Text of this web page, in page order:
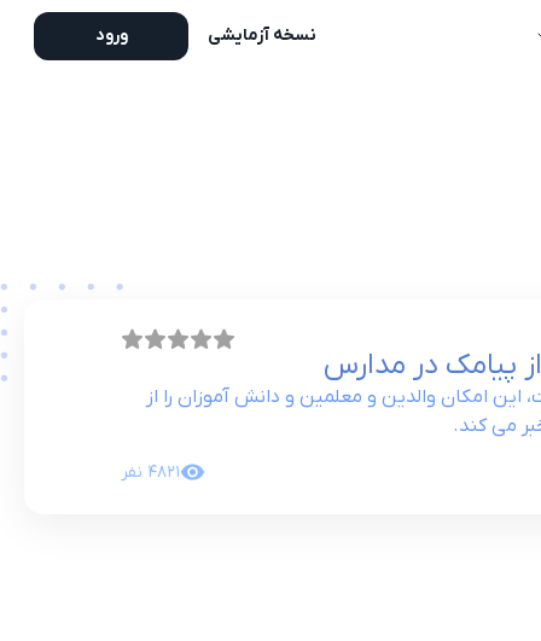
نسخه آزمایشی ورود
پیامک در مدارس
امکان والدین و معلمین و دانش آموزان را از
می کند.
4821 نفر